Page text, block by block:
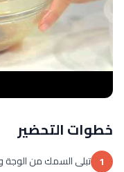
خطوات التحضير
1 تبلى السمك من الوجة